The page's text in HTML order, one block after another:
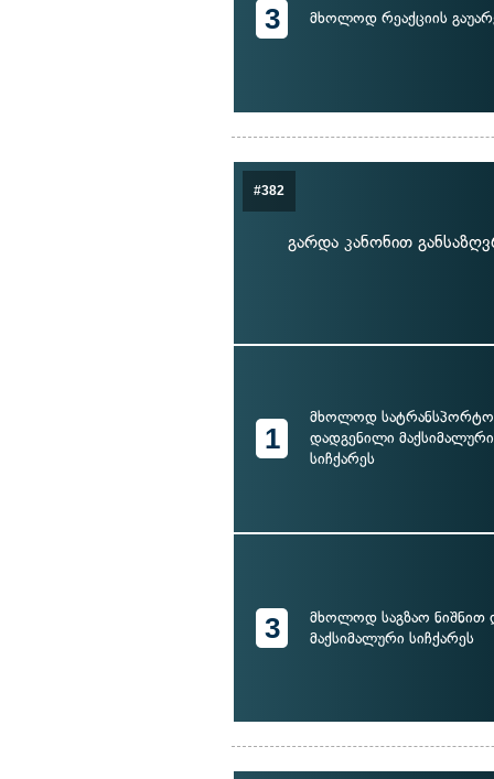
3 მხოლოდ რეაქციის
#382
გარდა კანონით
1
მხოლოდ სატრანსპორტო
დადგენილი
სიჩქარეს
3
მხოლოდ საგზაო ნიშნით
მაქსიმალური სიჩქარეს